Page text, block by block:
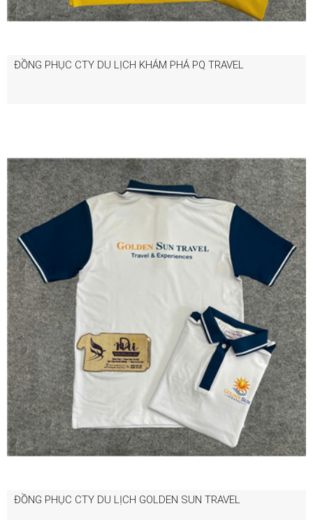
ĐỒNG PHỤC CTY DU LỊCH KHÁM PHÁ PQ TRAVEL
ĐỒNG PHỤC CTY DU LỊCH GOLDEN SUN TRAVEL